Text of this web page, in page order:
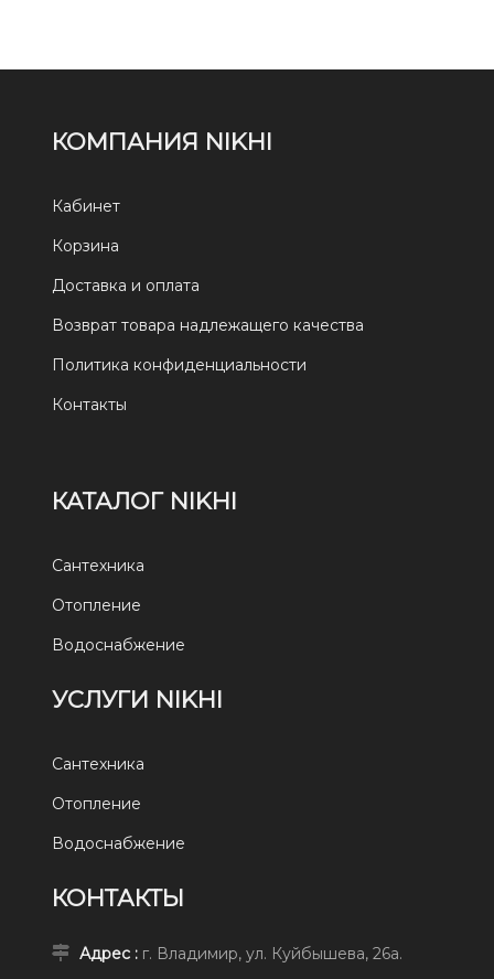
КОМПАНИЯ NIKHI
Кабинет
Корзина
Доставка и оплата
Возврат товара надлежащего качества
Политика конфиденциальности
Контакты
КАТАЛОГ NIKHI
Сантехника
Отопление
Водоснабжение
УСЛУГИ NIKHI
Сантехника
Отопление
Водоснабжение
КОНТАКТЫ
Адрес : г. Владимир, ул. Куйбышева, 26а.